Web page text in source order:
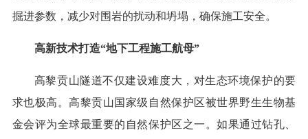
掘进参数，减少对围岩的扰动和坍塌，确保施工安全。
高新技术打造“地下工程施工航母”
高黎贡山隧道不仅建设难度大，对生态环境保护的要
求也极高。高黎贡山国家级自然保护区被世界野生生物基
金会评为全球最重要的自然保护区之一。如果通过钻孔、